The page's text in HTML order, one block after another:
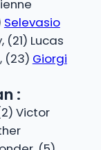
Selevasio
(21) Lucas
(23) Giorgi
:
Victor